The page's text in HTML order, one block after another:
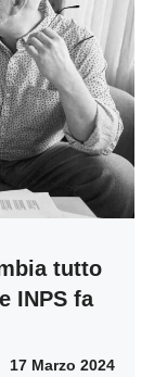
tutto
INPS fa
17 Marzo 2024